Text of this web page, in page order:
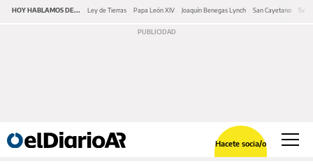
HOY HABLAMOS DE... Ley de Tierras Papa León XIV Joaquín Benegas Lynch San Cayetano
Hacete socia/o